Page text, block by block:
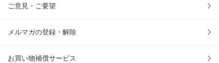
ご意見・ご要望
メルマガの登録・解除
お買い物補償サービス